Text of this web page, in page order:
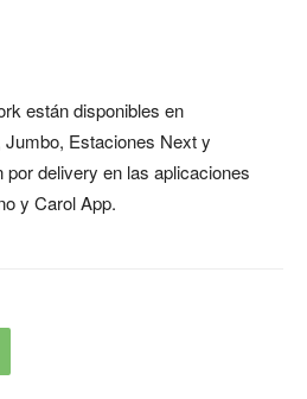
están disponibles en
Estaciones Next y
por delivery en las aplicaciones
y Carol App.